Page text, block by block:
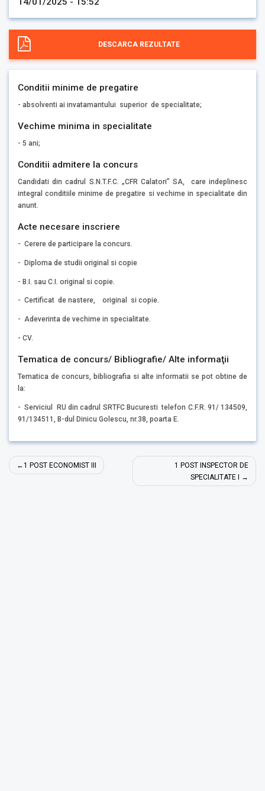
DESCARCA REZULTATE
Conditii minime de pregatire
- absolventi ai invatamantului superior de specialitate;
Vechime minima in specialitate
- 5 ani;
Conditii admitere la concurs
Candidati din cadrul S.N.T.F.C. „CFR Calatori” SA, care indeplinesc
integral conditiile minime de pregatire si vechime in specialitate din
anunt.
Acte necesare inscriere
- Cerere de participare la concurs.
- Diploma de studii original si copie
- B.I. sau C.I. original si copie.
- Certificat de nastere, original si copie.
- Adeverinta de vechime in specialitate.
- CV.
Tematica de concurs/ Bibliografie/ Alte informaţii
Tematica de concurs, bibliografia si alte informatii se pot obtine de
la:
- Serviciul RU din cadrul SRTFC Bucuresti telefon C.F.R. 91/ 134509,
91/134511, B-dul Dinicu Golescu, nr.38, poarta E.
Navigare
în
1 POST ECONOMIST III
1 POST INSPECTOR DE
SPECIALITATE I